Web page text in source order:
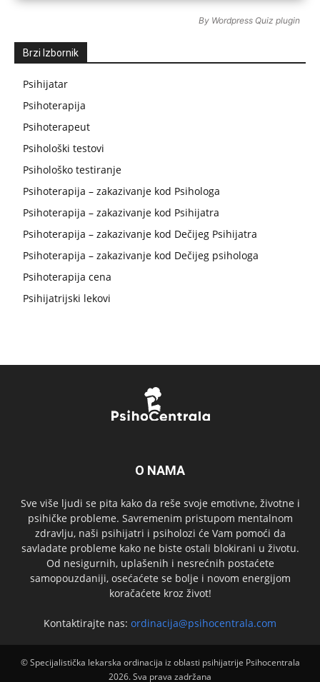
By Wordpress Quiz plugin
Brzi Izbornik
Psihijatar
Psihoterapija
Psihoterapeut
Psihološki testovi
Psihološko testiranje
Psihoterapija – zakazivanje kod Psihologa
Psihoterapija – zakazivanje kod Psihijatra
Psihoterapija – zakazivanje kod Dečijeg Psihijatra
Psihoterapija – zakazivanje kod Dečijeg psihologa
Psihoterapija cena
Psihijatrijski lekovi
O NAMA
Sve više ljudi se pita kako da reše svoje emotivne, životne i
psihičke probleme. Savremenim pristupom mentalnom
zdravlju, naši psihijatri i psiholozi će Vam pomoći da
savladate probleme kako ne biste ostali blokirani u životu.
Od nesigurnih, uplašenih i nesrećnih postaćete
samopouzdaniji, osećaćete se bolje i novom energijom
koračaćete kroz život!
Kontaktirajte nas: ordinacija@psihocentrala.com
© Specijalistička lekarska ordinacija iz oblasti psihijatrije Psihocentrala
2026. Sva prava zadržana